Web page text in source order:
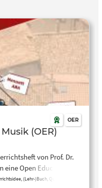
OER
(OER)
von Prof. Dr.
Open Educational
Das
(Lehr-)Buch, Quelle,